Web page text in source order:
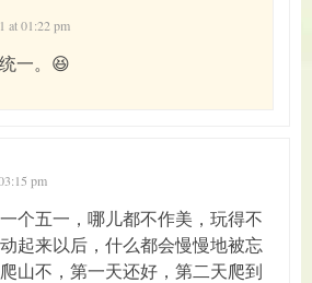
at 01:22 pm
一。😆
pm
个五一，哪儿都不作美，玩得不
起来以后，什么都会慢慢地被忘
山不，第一天还好，第二天爬到